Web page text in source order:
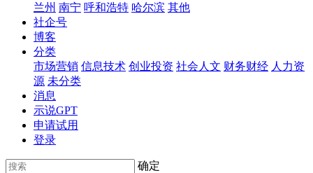
兰州 南宁 呼和浩特 哈尔滨 其他
社企号
博客
分类
市场营销 信息技术 创业投资 社会人文 财务财经 人力资
源 未分类
消息
示说GPT
申请试用
登录
确定